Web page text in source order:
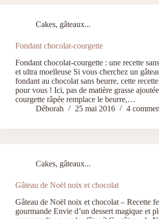
Cakes, gâteaux...
Fondant chocolat-courgette
Fondant chocolat-courgette : une recette
et ultra moelleuse Si vous cherchez un
fondant au chocolat sans beurre, cette
pour vous ! Ici, pas de matière grasse
courgette râpée remplace le beurre,…
Déborah
25 mai 2016 4
Cakes, gâteaux...
Gâteau de Noël noix et chocolat
Gâteau de Noël noix et chocolat – Recette
gourmande Envie d’un dessert magique et